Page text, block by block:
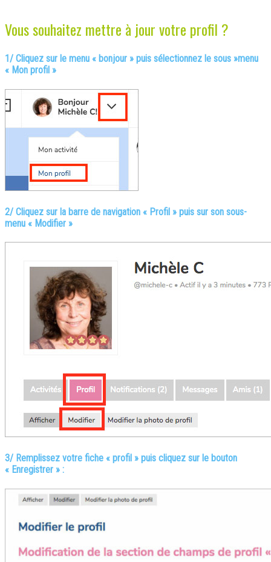
Vous souhaitez mettre à jour votre profil ?
1/ Cliquez sur le menu « bonjour » puis sélectionnez le sous »menu
« Mon profil »
2/ Cliquez sur la barre de navigation « Profil » puis sur son sous-
menu « Modifier »
3/ Remplissez votre fiche « profil » puis cliquez sur le bouton
« Enregistrer » :